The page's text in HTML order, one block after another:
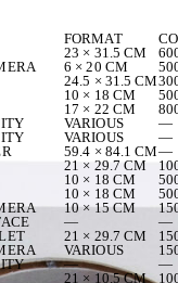
FORMAT
23 × 31.5 CM
6 × 20 CM
24.5 × 31.5 CM
10 × 18 CM
17 × 22 CM
VARIOUS —
VARIOUS —
59.4 × 84.1 CM—
21 × 29.7 CM
10 × 18 CM
10 × 18 CM
10 × 15 CM
— —
21 × 29.7 CM
VARIOUS
— —
21 × 10.5 CM